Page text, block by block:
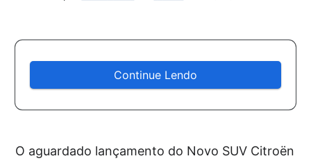
Continue Lendo
O aguardado lançamento do Novo SUV Citroën